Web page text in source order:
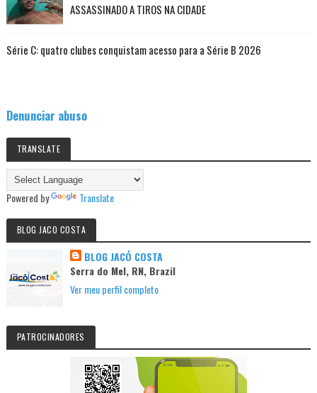
ASSASSINADO A TIROS NA CIDADE
Série C: quatro clubes conquistam acesso para a Série B 2026
Denunciar abuso
TRANSLATE
Powered by Translate
BLOG JACO COSTA
BLOG JACÓ COSTA
Serra do Mel, RN, Brazil
Ver meu perfil completo
PATROCINADORES